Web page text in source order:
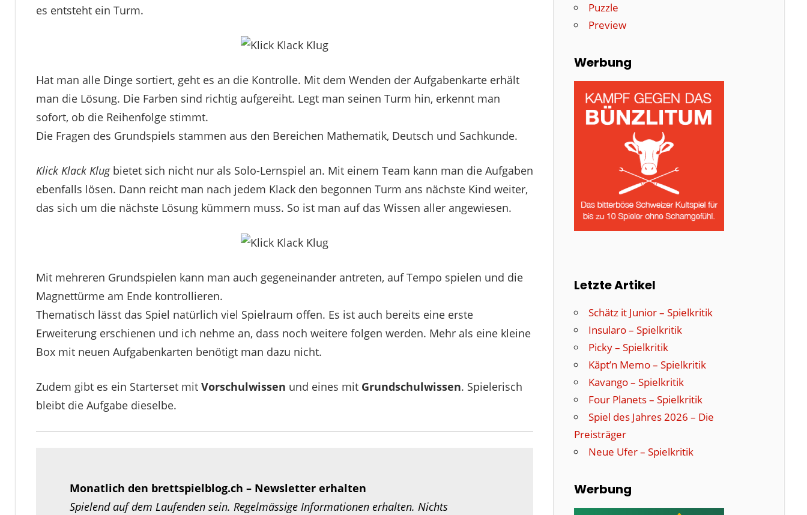
es entsteht ein Turm.
Hat man alle Dinge sortiert, geht es an die Kontrolle. Mit dem Wenden der Aufgabenkarte erhält
man die Lösung. Die Farben sind richtig aufgereiht. Legt man seinen Turm hin, erkennt man
sofort, ob die Reihenfolge stimmt.
Die Fragen des Grundspiels stammen aus den Bereichen Mathematik, Deutsch und Sachkunde.
Klick Klack Klugbietet sich nicht nur als Solo-Lernspiel an. Mit einem Team kann man die Aufgaben
ebenfalls lösen. Dann reicht man nach jedem Klack den begonnen Turm ans nächste Kind weiter,
das sich um die nächste Lösung kümmern muss. So ist man auf das Wissen aller angewiesen.
Mit mehreren Grundspielen kann man auch gegeneinander antreten, auf Tempo spielen und die
Magnettürme am Ende kontrollieren.
Thematisch lässt das Spiel natürlich viel Spielraum offen. Es ist auch bereits eine erste
Erweiterung erschienen und ich nehme an, dass noch weitere folgen werden. Mehr als eine kleine
Box mit neuen Aufgabenkarten benötigt man dazu nicht.
Zudem gibt es ein Starterset mit Vorschulwissen und eines mit Grundschulwissen. Spielerisch
bleibt die Aufgabe dieselbe.
Monatlich den brettspielblog.ch – Newsletter erhalten
Spielend auf dem Laufenden sein. Regelmässige Informationen erhalten. Nichts
Puzzle
Preview
Werbung
Letzte Artikel
Schätz it Junior – Spielkritik
Insularo – Spielkritik
Picky – Spielkritik
Käpt’n Memo – Spielkritik
Kavango – Spielkritik
Four Planets – Spielkritik
Spiel des Jahres 2026 – Die
Preisträger
Neue Ufer – Spielkritik
Werbung